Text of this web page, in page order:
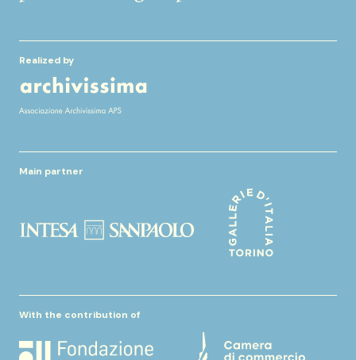
Realized by
Main partner
With the contribution of